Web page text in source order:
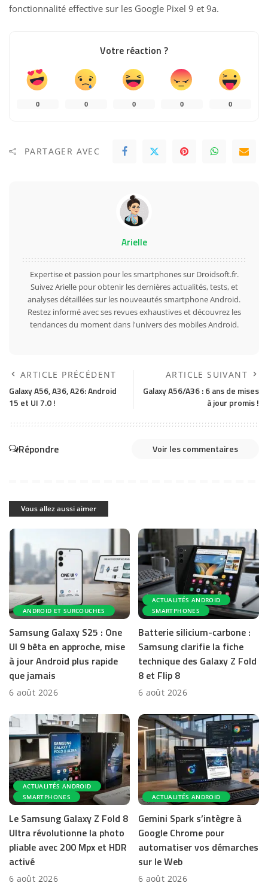
fonctionnalité effective sur les Google Pixel 9 et 9a.
Votre réaction ?
0 0 0 0 0
PARTAGER AVEC
Arielle
Expertise et passion pour les smartphones sur Droidsoft.fr.
Suivez Arielle pour obtenir les dernières actualités, tests, et
analyses détaillées sur les nouveautés smartphone Android.
Restez informé avec ses revues exhaustives et découvrez les
tendances du moment dans l'univers des mobiles Android.
ARTICLE PRÉCÉDENT
Galaxy A56, A36, A26: Android
15 et UI 7.0 !
ARTICLE SUIVANT
Galaxy A56/A36 : 6 ans de mises
à jour promis !
Répondre Voir les commentaires
Vous allez aussi aimer
ANDROID ET SURCOUCHES
Samsung Galaxy S25 : One
UI 9 bêta en approche, mise
à jour Android plus rapide
que jamais
6 août 2026
ACTUALITÉS ANDROID
SMARTPHONES
Batterie silicium-carbone :
Samsung clarifie la fiche
technique des Galaxy Z Fold
8 et Flip 8
6 août 2026
ACTUALITÉS ANDROID
SMARTPHONES
Le Samsung Galaxy Z Fold 8
Ultra révolutionne la photo
pliable avec 200 Mpx et HDR
activé
6 août 2026
ACTUALITÉS ANDROID
Gemini Spark s’intègre à
Google Chrome pour
automatiser vos démarches
sur le Web
6 août 2026